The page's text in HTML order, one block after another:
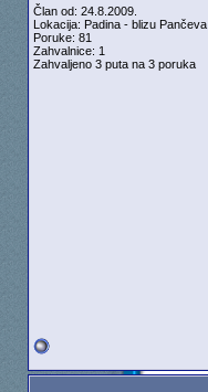
Član od: 24.8.2009.
Lokacija: Padina - blizu Pančeva
Poruke: 81
Zahvalnice: 1
Zahvaljeno 3 puta na 3 poruka